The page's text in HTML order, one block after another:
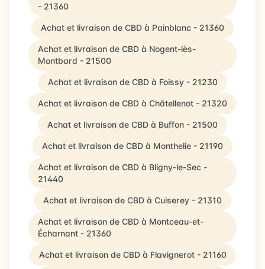
- 21360
Achat et livraison de CBD à Painblanc - 21360
Achat et livraison de CBD à Nogent-lès-
Montbard - 21500
Achat et livraison de CBD à Foissy - 21230
Achat et livraison de CBD à Châtellenot - 21320
Achat et livraison de CBD à Buffon - 21500
Achat et livraison de CBD à Monthelie - 21190
Achat et livraison de CBD à Bligny-le-Sec -
21440
Achat et livraison de CBD à Cuiserey - 21310
Achat et livraison de CBD à Montceau-et-
Écharnant - 21360
Achat et livraison de CBD à Flavignerot - 21160